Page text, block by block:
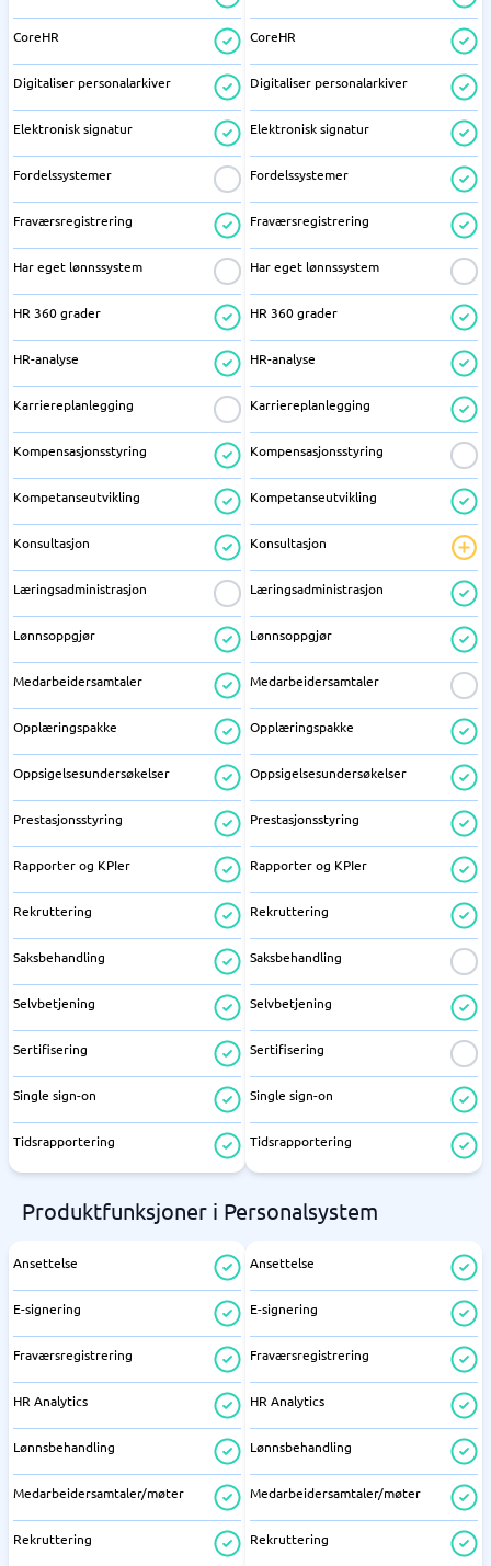
CoreHR
Digitaliser personalarkiver
Elektronisk signatur
Fordelssystemer
Fraværsregistrering
Har eget lønnssystem
HR 360 grader
HR-analyse
Karriereplanlegging
Kompensasjonsstyring
Kompetanseutvikling
Konsultasjon
Læringsadministrasjon
Lønnsoppgjør
Medarbeidersamtaler
Opplæringspakke
Oppsigelsesundersøkelser
Prestasjonsstyring
Rapporter og KPIer
Rekruttering
Saksbehandling
Selvbetjening
Sertifisering
Single sign-on
Tidsrapportering
CoreHR
Digitaliser personalarkiver
Elektronisk signatur
Fordelssystemer
Fraværsregistrering
Har eget lønnssystem
HR 360 grader
HR-analyse
Karriereplanlegging
Kompensasjonsstyring
Kompetanseutvikling
Konsultasjon
Læringsadministrasjon
Lønnsoppgjør
Medarbeidersamtaler
Opplæringspakke
Oppsigelsesundersøkelser
Prestasjonsstyring
Rapporter og KPIer
Rekruttering
Saksbehandling
Selvbetjening
Sertifisering
Single sign-on
Tidsrapportering
Produktfunksjoner i Personalsystem
Ansettelse
E-signering
Fraværsregistrering
HR Analytics
Lønnsbehandling
Medarbeidersamtaler/møter
Rekruttering
Ansettelse
E-signering
Fraværsregistrering
HR Analytics
Lønnsbehandling
Medarbeidersamtaler/møter
Rekruttering